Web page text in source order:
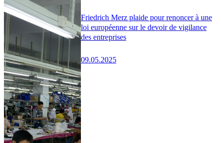
Friedrich Merz plaide pour renoncer à une
loi européenne sur le devoir de vigilance
des entreprises
09.05.2025